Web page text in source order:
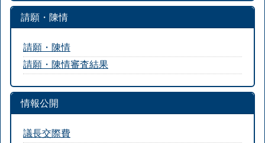
請願・陳情
請願・陳情
請願・陳情審査結果
情報公開
議長交際費